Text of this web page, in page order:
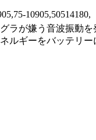
10905,50514180,
ラが嫌う音波振動
ルギーをバッテリー